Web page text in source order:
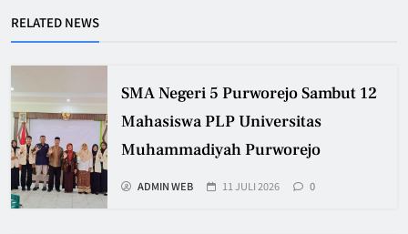
RELATED NEWS
SMA Negeri 5 Purworejo Sambut 12
Mahasiswa PLP Universitas
Muhammadiyah Purworejo
ADMIN WEB 11 JULI 2026 0